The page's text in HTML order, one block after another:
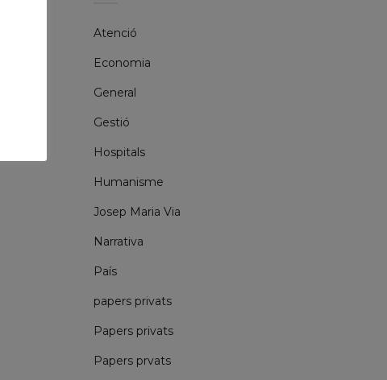
Atenció
Economia
General
Gestió
Hospitals
Humanisme
Josep Maria Via
Narrativa
País
papers privats
Papers privats
Papers prvats